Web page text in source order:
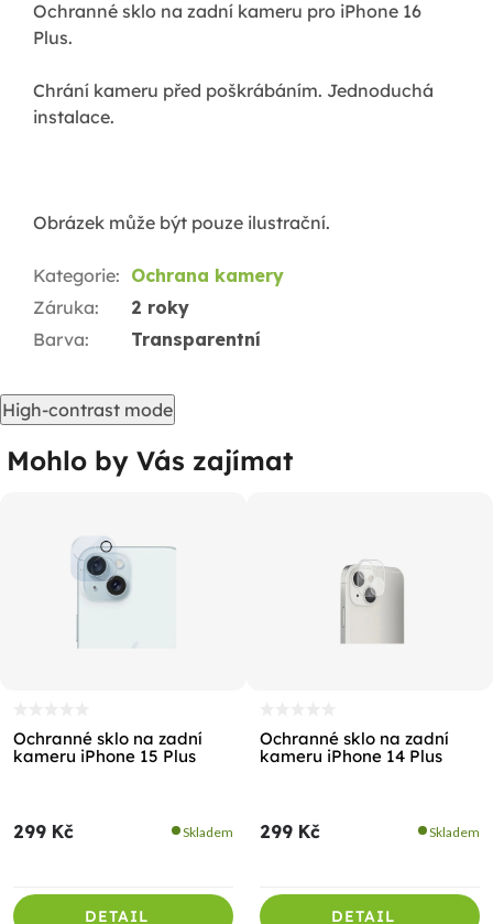
Ochranné sklo na zadní kameru pro iPhone 16
Plus.
Chrání kameru před poškrábáním. Jednoduchá
instalace.
Obrázek může být pouze ilustrační.
Kategorie: Ochrana kamery
Záruka:
2 roky
Barva: Transparentní
High-contrast mode
Mohlo by Vás zajímat
Ochranné sklo na zadní
kameru iPhone 15 Plus
299 Kč Skladem
DETAIL
Ochranné sklo na zadní
kameru iPhone 14 Plus
299 Kč Skladem
DETAIL